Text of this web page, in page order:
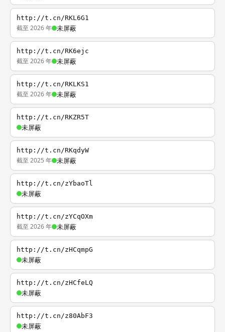
http://t.cn/RKL6G1
截至 2026 年 未屏蔽
http://t.cn/RK6ejc
截至 2026 年 未屏蔽
http://t.cn/RKLKS1
截至 2026 年 未屏蔽
http://t.cn/RKZR5T
未屏蔽
http://t.cn/RKqdyW
截至 2025 年 未屏蔽
http://t.cn/zYbaoTl
未屏蔽
http://t.cn/zYCqOXm
截至 2026 年 未屏蔽
http://t.cn/zHCqmpG
未屏蔽
http://t.cn/zHCfeLQ
未屏蔽
http://t.cn/z80AbF3
未屏蔽